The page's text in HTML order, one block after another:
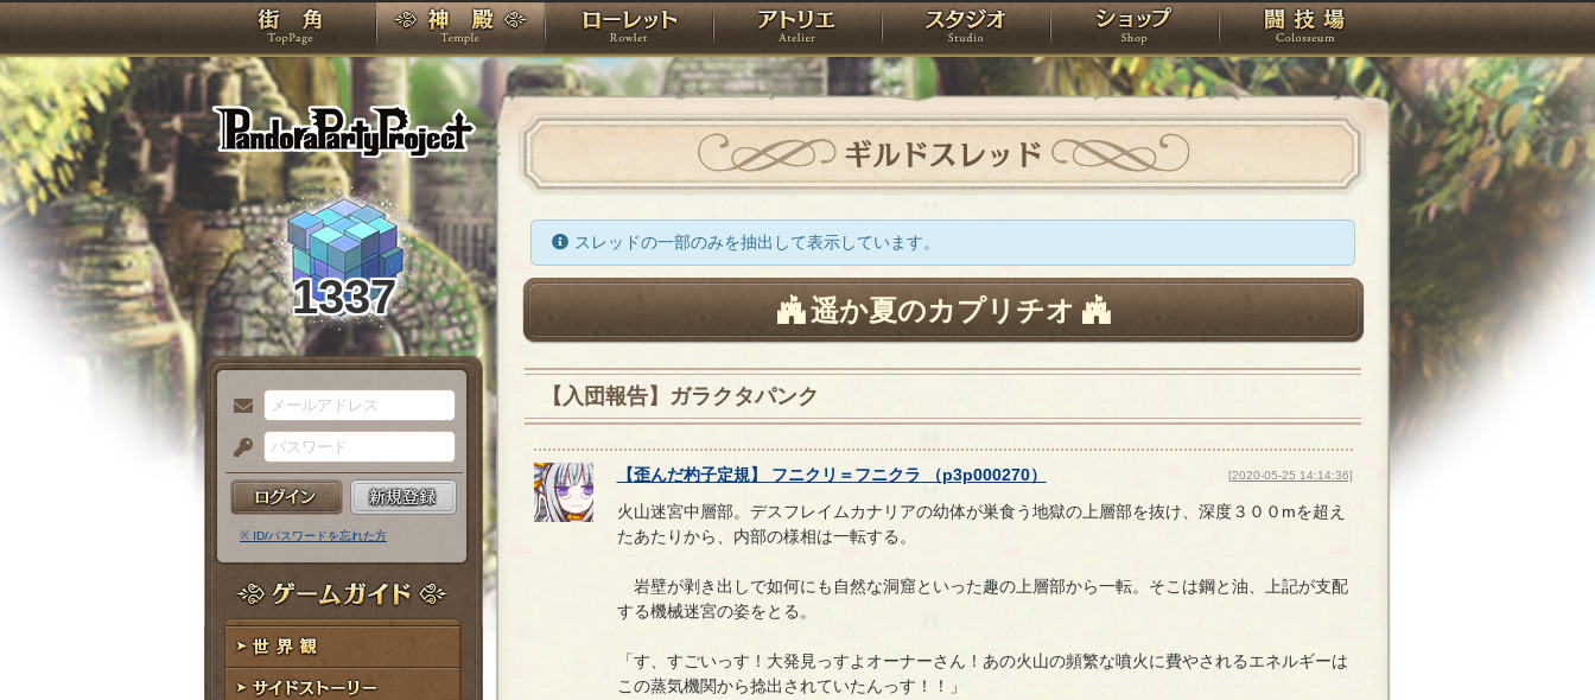
PandoraPartyProject
TOP 神殿 ローレット アトリエ スタジオ ショップ 闘技場
1337
メ
ー
ル
ア
ド
レ
ス
パ
ス
ー
ド
※ ID/パスワードを忘れた方
ゲームガイド
世界観
ギルドスレッド
スレッドの一部のみを抽出して表示しています。
遥か夏のカプリチオ
【入団報告】ガラクタパンク
【歪んだ杓子定規】 フニクリ ＝フニクラ （p3p000270） [2020-05-25 14:14:36]
火山迷宮中層部。デスフレイムカナリアの幼体が巣食う地獄の上層部を抜け、深度３００mを超え
たあたりから、内部の様相は一転する。
岩壁が剥き出しで如何にも自然な洞窟といった趣の上層部から一転。そこは鋼と油、上記が支配
する機械迷宮の姿をとる。
「す、すごいっす！大発見っすよオーナーさん！あの火山の頻繁な噴火に費やされるエネルギーは
この蒸気機関から捻出されていたんっす！！」